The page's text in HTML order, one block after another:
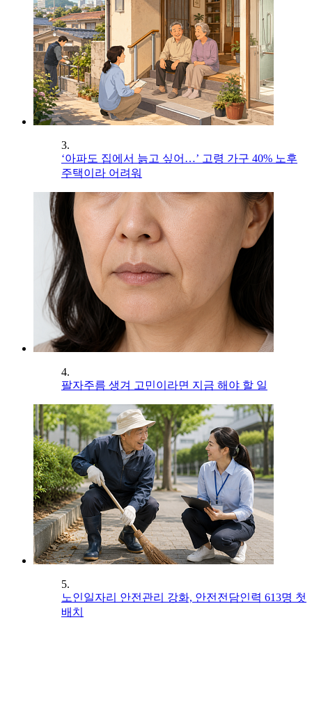
3.
‘아파도 집에서 늙고 싶어…’ 고령 가구 40% 노후
주택이라 어려워
4.
팔자주름 생겨 고민이라면 지금 해야 할 일
5.
노인일자리 안전관리 강화, 안전전담인력 613명 첫
배치